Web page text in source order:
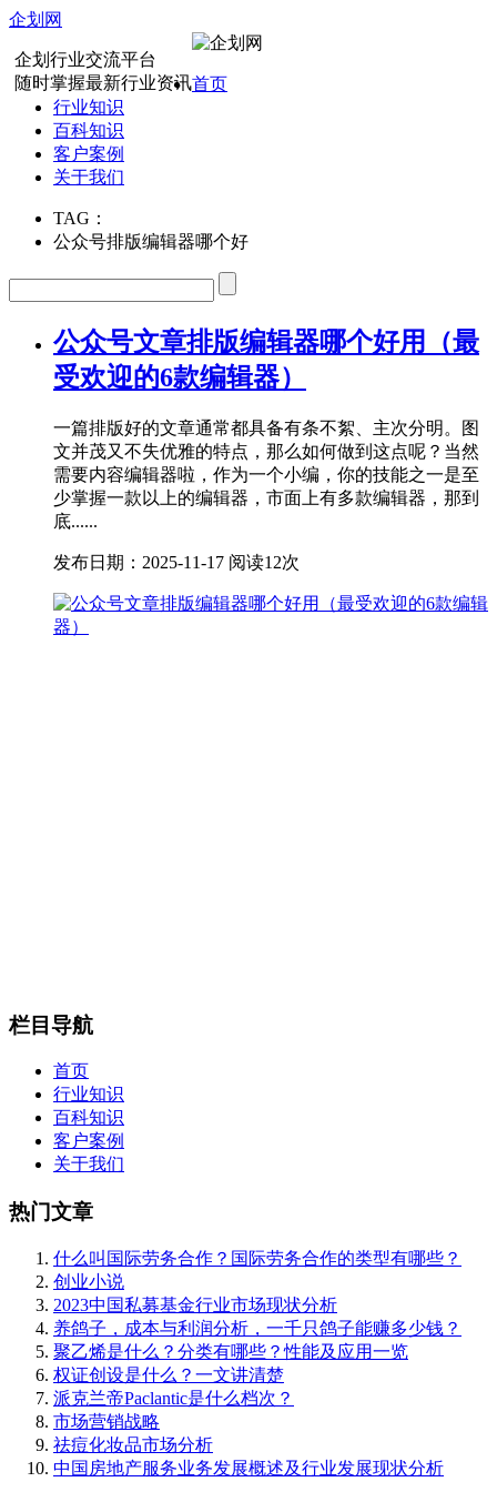
企划网
企划行业交流平台
随时掌握最新行业资讯首页
行业知识
百科知识
客户案例
关于我们
TAG：
公众号排版编辑器哪个好
公众号文章排版编辑器哪个好用（最
受欢迎的6款编辑器）
一篇排版好的文章通常都具备有条不絮、主次分明。图
文并茂又不失优雅的特点，那么如何做到这点呢？当然
需要内容编辑器啦，作为一个小编，你的技能之一是至
少掌握一款以上的编辑器，市面上有多款编辑器，那到
底......
发布日期：2025-11-17 阅读12次
栏目导航
首页
行业知识
百科知识
客户案例
关于我们
热门文章
什么叫国际劳务合作？国际劳务合作的类型有哪些？
创业小说
2023中国私募基金行业市场现状分析
养鸽子，成本与利润分析，一千只鸽子能赚多少钱？
聚乙烯是什么？分类有哪些？性能及应用一览
权证创设是什么？一文讲清楚
派克兰帝Paclantic是什么档次？
市场营销战略
祛痘化妆品市场分析
中国房地产服务业务发展概述及行业发展现状分析